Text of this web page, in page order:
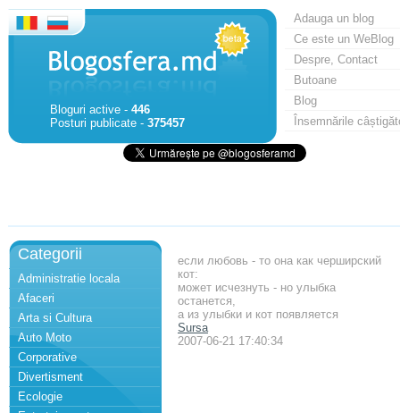
Bloguri active - 446
Posturi publicate - 375457
Adauga un blog
Ce este un WeBlog
Despre, Contact
Butoane
Blog
Însemnările
Categorii
Administratie locala
Afaceri
Arta si Cultura
Auto Moto
Corporative
Divertisment
Ecologie
если любовь - то она как черширский
кот:
может исчезнуть - но улыбка
останется,
а из улыбки и кот появляется
Sursa
2007-06-21 17:40:34